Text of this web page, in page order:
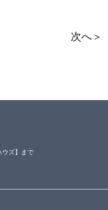
次へ＞
ウズ】まで